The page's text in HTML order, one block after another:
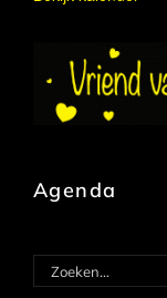
Agenda
Zoeken
naar: